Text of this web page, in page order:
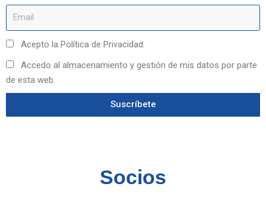
Acepto la Política de Privacidad.
Accedo al almacenamiento y gestión de mis datos por parte
de esta web.
Suscríbete
Socios